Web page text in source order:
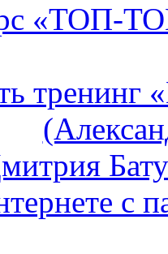
«ТОП-
тренинг
с